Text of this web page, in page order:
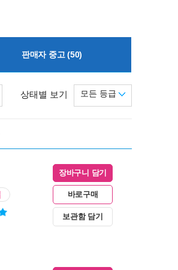
판매자 중고 (50)
상태별 보기 모든 등급
장바구니 담기
바로구매
보관함 담기